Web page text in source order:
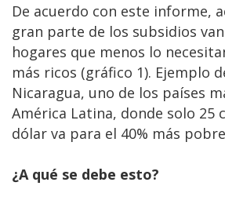
De acuerdo con este informe,
gran parte de los subsidios
hogares que menos lo
más ricos (gráfico 1). Ejemplo
Nicaragua, uno de los países
América Latina, donde solo 25
dólar va para el 40% más
¿A qué se debe esto?